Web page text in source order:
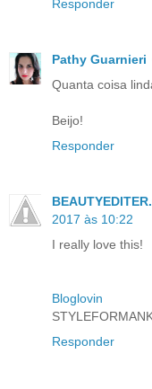
Responder
Pathy Guarnieri
Quanta coisa
Beijo!
Responder
2017 às 10:22
I really love this!
Bloglovin
Responder